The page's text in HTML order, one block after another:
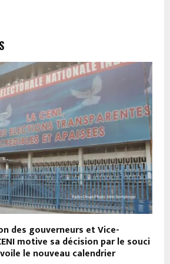
des gouverneurs et Vice-
motive sa décision par le souci
le nouveau calendrier